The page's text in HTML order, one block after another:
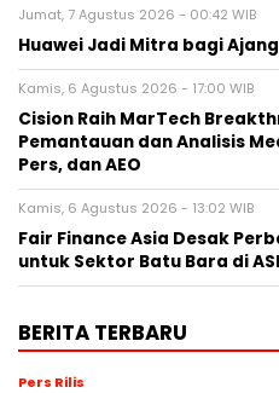
Jumat, 7 Agustus 2026 - 00:42 WIB
Huawei Jadi Mitra bagi Ajang
Kamis, 6 Agustus 2026 - 17:00 WIB
Cision Raih MarTech
Pemantauan dan Analisis
Pers, dan AEO
Kamis, 6 Agustus 2026 - 13:02 WIB
Fair Finance Asia Desak
untuk Sektor Batu Bara di
BERITA TERBARU
Pers Rilis